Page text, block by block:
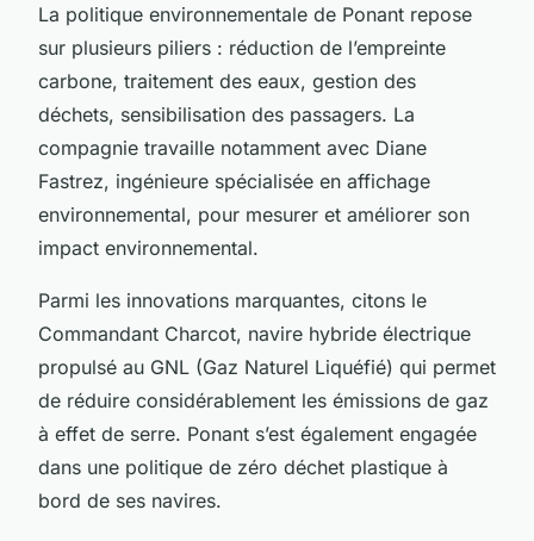
La politique environnementale de Ponant repose
sur plusieurs piliers : réduction de l’empreinte
carbone, traitement des eaux, gestion des
déchets, sensibilisation des passagers. La
compagnie travaille notamment avec Diane
Fastrez, ingénieure spécialisée en affichage
environnemental, pour mesurer et améliorer son
impact environnemental.
Parmi les innovations marquantes, citons le
Commandant Charcot, navire hybride électrique
propulsé au GNL (Gaz Naturel Liquéfié) qui permet
de réduire considérablement les émissions de gaz
à effet de serre. Ponant s’est également engagée
dans une politique de zéro déchet plastique à
bord de ses navires.